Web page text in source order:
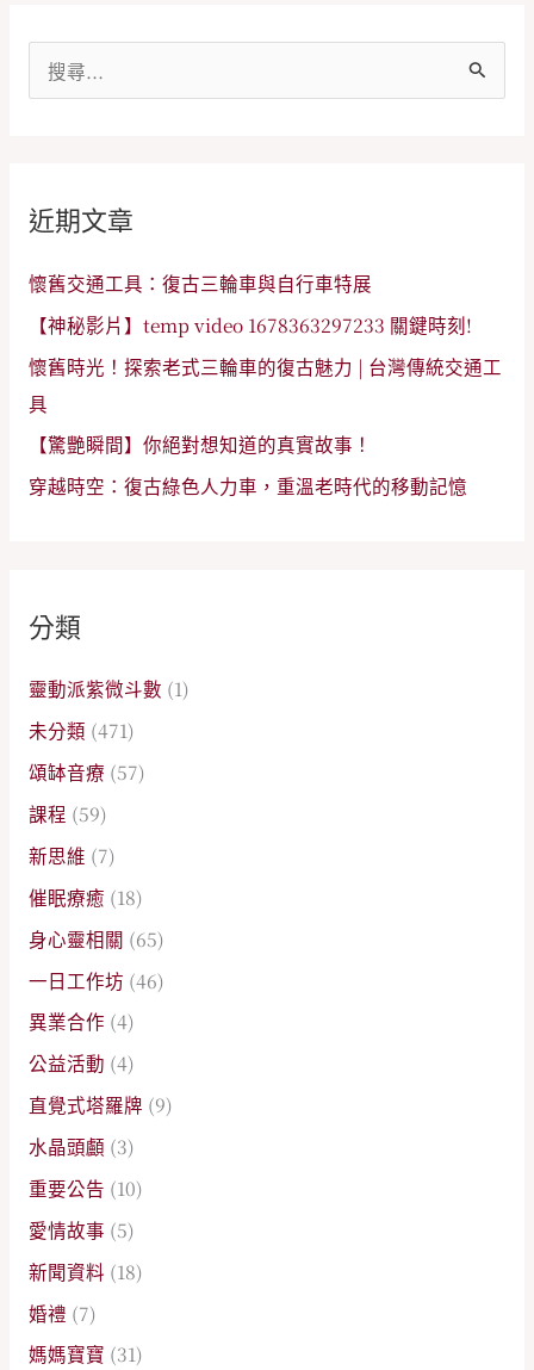
字
近期文章
懷舊交通工具：復古三輪車與自行車特展
【神秘影片】temp video 1678363297233 關鍵時刻!
懷舊時光！探索老式三輪車的復古魅力 | 台灣傳統交通工
具
【驚艷瞬間】你絕對想知道的真實故事！
穿越時空：復古綠色人力車，重溫老時代的移動記憶
分類
靈動派紫微斗數 (1)
未分類 (471)
頌缽音療 (57)
課程 (59)
新思維 (7)
催眠療癒 (18)
身心靈相關 (65)
一日工作坊 (46)
異業合作 (4)
公益活動 (4)
直覺式塔羅牌 (9)
水晶頭顱 (3)
重要公告 (10)
愛情故事 (5)
新聞資料 (18)
婚禮 (7)
媽媽寶寶 (31)